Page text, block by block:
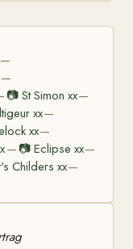
—
—
📷 St Simon xx—
xx—
xx—
— 📷 Eclipse xx—
Childers xx—